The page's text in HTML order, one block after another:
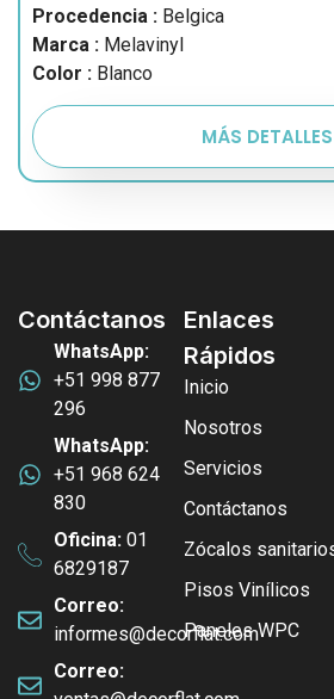
Procedencia : Belgica
Marca : Melavinyl
Color : Blanco
MÁS DETALLES
Contáctanos
WhatsApp:
+51 998 877
296
WhatsApp:
+51 968 624
830
Oficina: 01
6829187
Correo:
informes@decorflat.com
Correo:
Enlaces
Rápidos
Inicio
Nosotros
Servicios
Contáctanos
Zócalos
Pisos Vinílicos
Paneles WPC